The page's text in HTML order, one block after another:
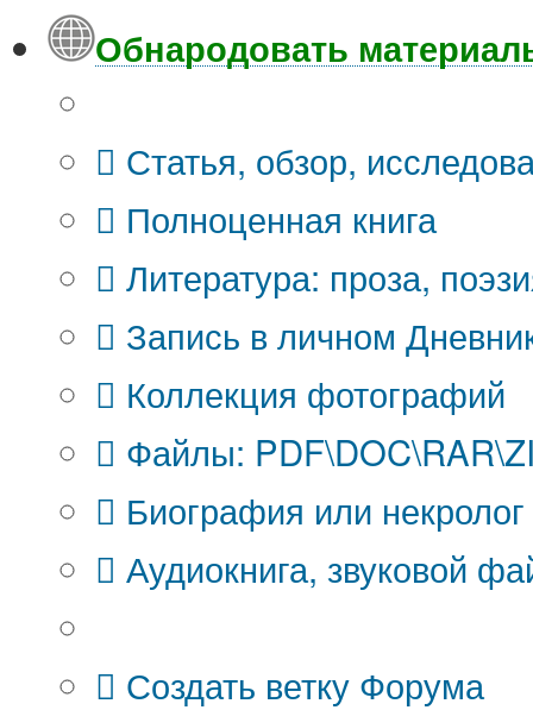
Обнародовать
Статья, обзор,
Полноценная книга
Литература: проза,
Запись в личном
Коллекция фотографий
Файлы:
Биография или некролог
Аудиокнига, звуковой
Создать ветку Форума